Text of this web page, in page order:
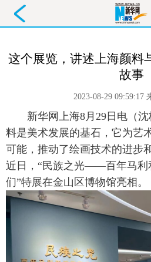
体育 健康
廉政 原创
这个展览，讲述上海颜料
故事
2023-08-29 09:59:17
新华网上海8月29日电（沈
料是美术发展的基石，它为艺
可能，推动了绘画技术的进步
近日，“民族之光——百年马利
们”特展在金山区博物馆亮